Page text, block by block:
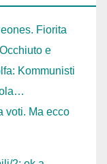
Fiorita
e
Kommunisti
voti. Ma ecco